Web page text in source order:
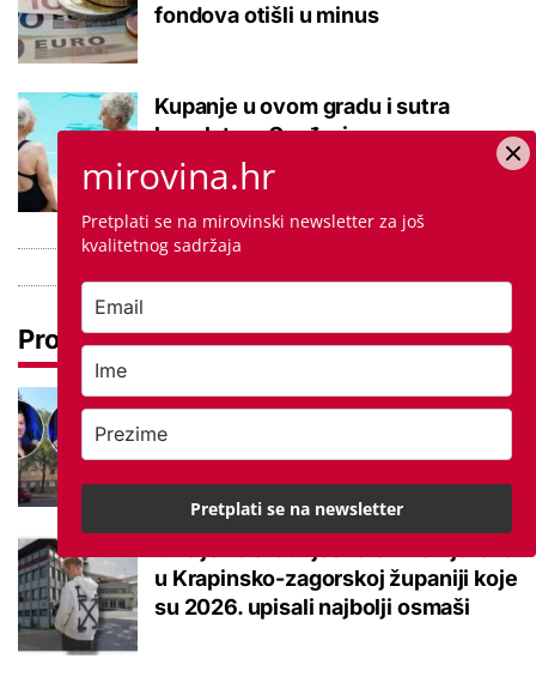
fondova otišli u minus
Kupanje u ovom gradu i sutra
besplatno: Građani se mogu
ohladiti tijekom toplinskog vala
Pročitaj još
Ovo je 5 mana života u
studentskom domu na koje se svaki
brucoš mora naviknuti
u Krapinsko-zagorskoj županiji koje
su 2026. upisali najbolji osmaši
mirovina.hr
Pretplati se na mirovinski newsletter za još
kvalitetnog sadržaja
Pretplati se na newsletter